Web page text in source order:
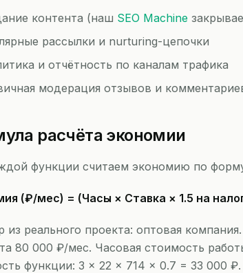
контента (наш SEO Machine
рассылки и nurturing-цепочки
и отчётность по каналам трафика
модерация отзывов и
расчёта экономии
функции считаем экономию по
(₽/мес) = (Часы × Ставка × 1.5 на
из реального проекта: оптовая
80 000 ₽/мес. Часовая стоимость
функции: 3 × 22 × 714 × 0.7 = 33 000